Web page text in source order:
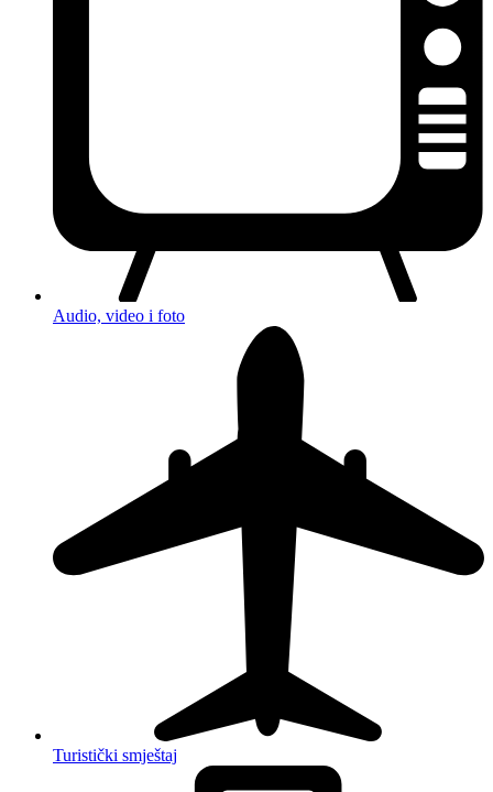
Audio, video i foto
Turistički smještaj